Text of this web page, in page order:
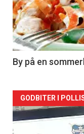
nå
-
5
By på en
Forsiden
akkurat
GODBITER I